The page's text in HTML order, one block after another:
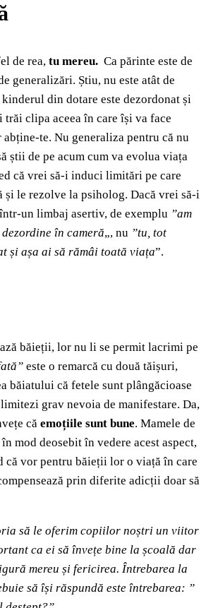
de rea, tu mereu. Ca părinte este de
generalizări. Știu, nu este atât de
din dotare este dezordonat și
trăi clipa aceea în care își va face
te. Nu generaliza pentru că nu
știi de pe acum cum va evolua viața
că vrei să-i induci limitări pe care
și le rezolve la psiholog. Dacă vrei să-i
un limbaj asertiv, de exemplu ”am
în cameră„, nu ”tu, tot
și așa ai să rămâi toată viața”.
băieții, lor nu li se permit lacrimi pe
este o remarcă cu două tăișuri,
băiatului că fetele sunt plângăcioase
grav nevoia de manifestare. Da,
că emoțiile sunt bune. Mamele de
mod deosebit în vedere acest aspect,
că vor pentru băieții lor o viață în care
prin diferite adicții doar să
să le oferim copiilor noștri un viitor
ca ei să învețe bine la școală dar
mereu și fericirea. Întrebarea la
să își răspundă este întrebarea: ”